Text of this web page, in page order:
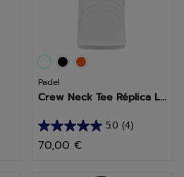
Padel
Crew Neck Tee Réplica L...
5.0 (4)
5.0
sur
70,00 €